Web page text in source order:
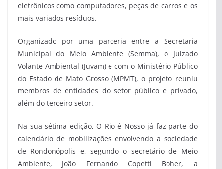
eletrônicos como computadores, peças de carros e os
mais variados resíduos.
Organizado por uma parceria entre a Secretaria
Municipal do Meio Ambiente (Semma), o Juizado
Volante Ambiental (Juvam) e com o Ministério Público
do Estado de Mato Grosso (MPMT), o projeto reuniu
membros de entidades do setor público e privado,
além do terceiro setor.
Na sua sétima edição, O Rio é Nosso já faz parte do
calendário de mobilizações envolvendo a sociedade
de Rondonópolis e, segundo o secretário de Meio
Ambiente, João Fernando Copetti Boher, a